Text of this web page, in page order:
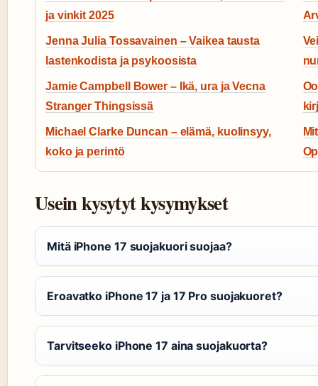
ja vinkit 2025
Jenna Julia Tossavainen – Vaikea tausta
lastenkodista ja psykoosista
Jamie Campbell Bower – Ikä, ura ja Vecna
Stranger Thingsissä
Michael Clarke Duncan – elämä, kuolinsyy,
koko ja perintö
Usein kysytyt kysymykset
Mitä iPhone 17 suojakuori suojaa?
Eroavatko iPhone 17 ja 17 Pro suojakuoret?
Tarvitseeko iPhone 17 aina suojakuorta?